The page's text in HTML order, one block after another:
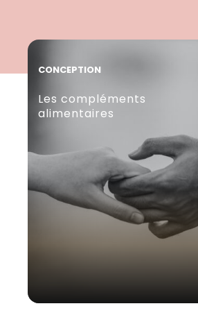
CONCEPTION
Les compléments
alimentaires